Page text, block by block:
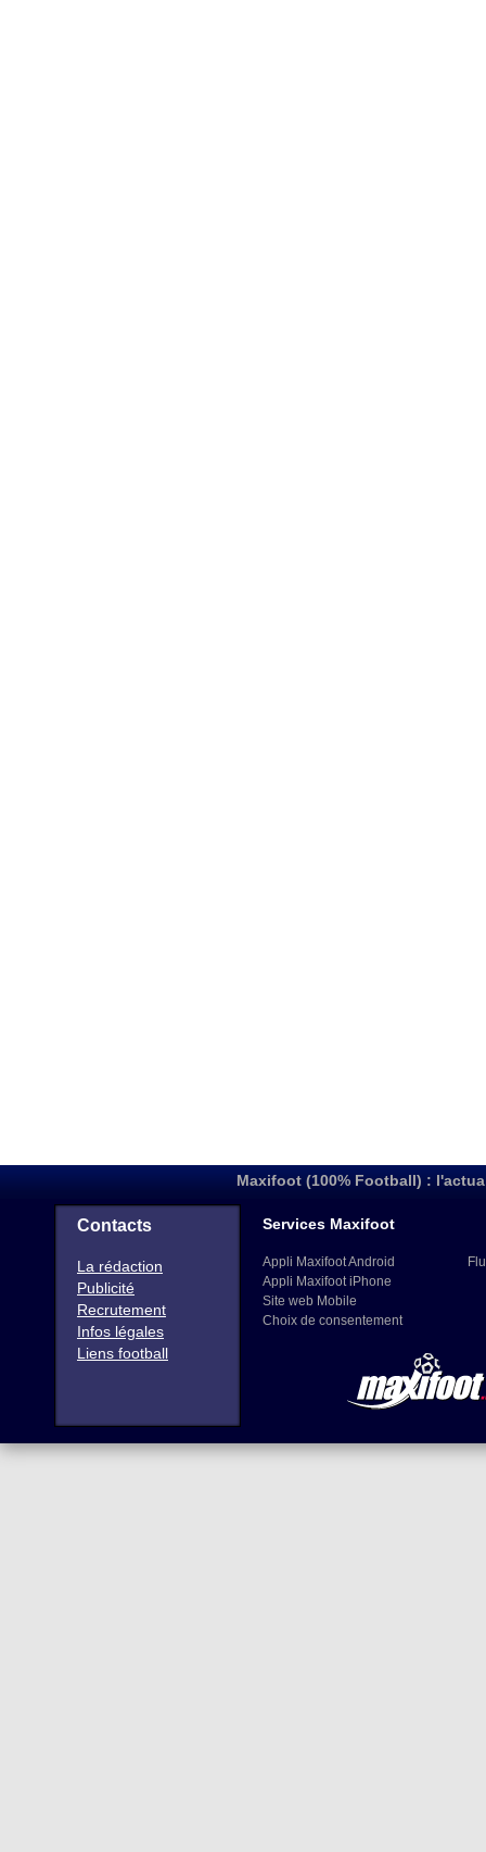
Maxifoot (100% Football) :
Contacts
La rédaction
Publicité
Recrutement
Infos légales
Liens football
Services Maxifoot
Appli Maxifoot Android
Appli Maxifoot iPhone
Site web Mobile
Choix de consentement